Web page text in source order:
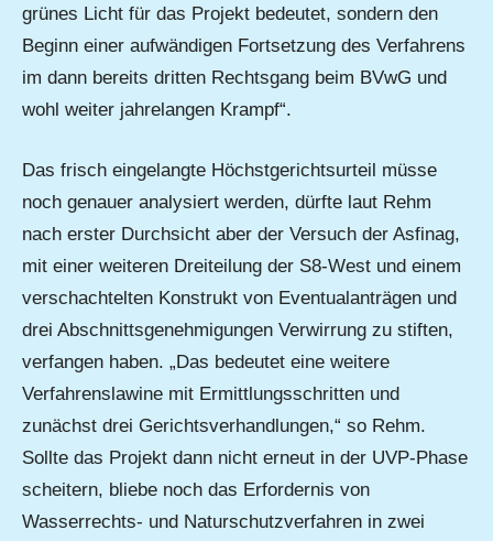
grünes Licht für das Projekt bedeutet, sondern den
Beginn einer aufwändigen Fortsetzung des Verfahrens
im dann bereits dritten Rechtsgang beim BVwG und
wohl weiter jahrelangen Krampf“.
Das frisch eingelangte Höchstgerichtsurteil müsse
noch genauer analysiert werden, dürfte laut Rehm
nach erster Durchsicht aber der Versuch der Asfinag,
mit einer weiteren Dreiteilung der S8-West und einem
verschachtelten Konstrukt von Eventualanträgen und
drei Abschnittsgenehmigungen Verwirrung zu stiften,
verfangen haben. „Das bedeutet eine weitere
Verfahrenslawine mit Ermittlungsschritten und
zunächst drei Gerichtsverhandlungen,“ so Rehm.
Sollte das Projekt dann nicht erneut in der UVP-Phase
scheitern, bliebe noch das Erfordernis von
Wasserrechts- und Naturschutzverfahren in zwei